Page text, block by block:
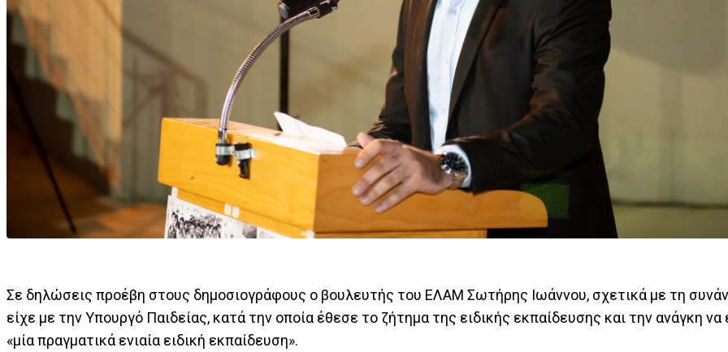
Σε δηλώσεις προέβη στους δημοσιογράφους ο βουλευτής του ΕΛΑΜ Σωτήρης Ιωάννου, σχετικά με τη
είχε με την Υπουργό Παιδείας, κατά την οποία έθεσε το ζήτημα της ειδικής εκπαίδευσης και την ανάγκη να
«μία πραγματικά ενιαία ειδική εκπαίδευση».